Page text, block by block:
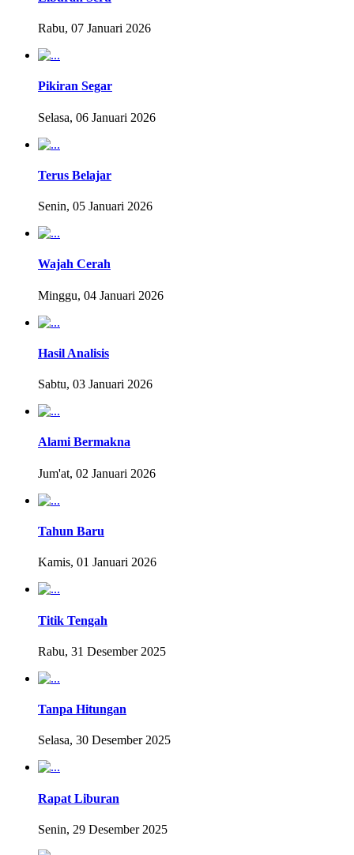
Rabu, 07 Januari 2026
Pikiran Segar
Selasa, 06 Januari 2026
Terus Belajar
Senin, 05 Januari 2026
Wajah Cerah
Minggu, 04 Januari 2026
Hasil Analisis
Sabtu, 03 Januari 2026
Alami Bermakna
Jum'at, 02 Januari 2026
Tahun Baru
Kamis, 01 Januari 2026
Titik Tengah
Rabu, 31 Desember 2025
Tanpa Hitungan
Selasa, 30 Desember 2025
Rapat Liburan
Senin, 29 Desember 2025